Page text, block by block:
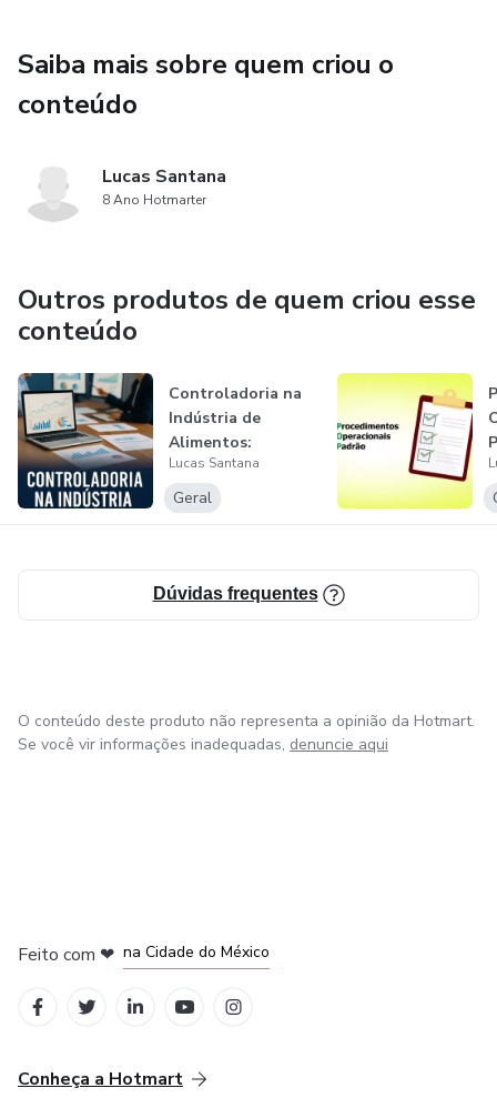
Saiba mais sobre quem criou o
conteúdo
Lucas Santana
8 Ano Hotmarter
Outros produtos de quem criou esse
conteúdo
Controladoria na
Indústria de
Alimentos:
Estratégias, Boas...
Lucas Santana
Geral
Dúvidas frequentes
O conteúdo deste produto não representa a opinião da Hotmart.
Se você vir informações inadequadas, denuncie aqui
Feito com ❤ na Cidade do México
Conheça a Hotmart